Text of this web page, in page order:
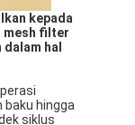
kepada
mesh filter
hal
hingga
siklus